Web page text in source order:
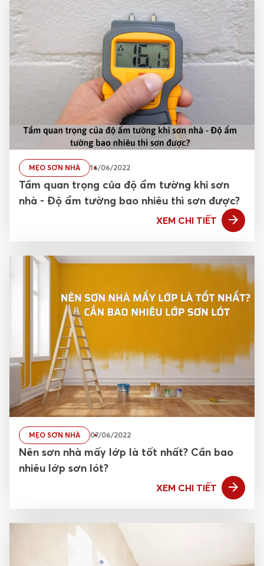
MẸO SƠN NHÀ 16/06/2022
Tầm quan trọng của độ ẩm tường khi sơn
nhà - Độ ẩm tường bao nhiêu thì sơn được?
XEM CHI TIẾT
MẸO SƠN NHÀ 07/06/2022
Nên sơn nhà mấy lớp là tốt nhất? Cần bao
nhiêu lớp sơn lót?
XEM CHI TIẾT